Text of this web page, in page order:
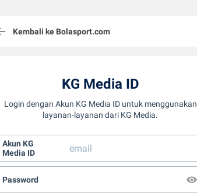
Kembali ke Bolasport.com
KG Media ID
Login dengan Akun KG Media ID untuk menggunakan
layanan-layanan dari KG Media.
Akun KG
Media ID
Password